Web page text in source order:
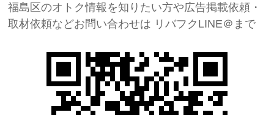
福島区のオトク情報を知りたい方や広告掲載依頼・
取材依頼などお問い合わせは リバフクLINE＠まで